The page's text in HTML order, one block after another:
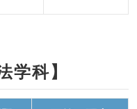
学科】